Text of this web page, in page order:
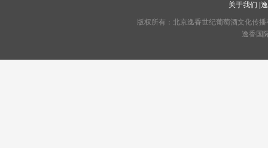
关于我们
版权所有：北京逸香世纪葡萄酒文化传
逸香国